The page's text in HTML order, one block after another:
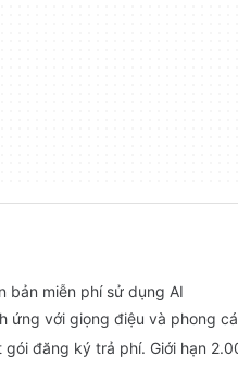
bản miễn phí sử dụng AI
ứng với giọng điệu và phong
đăng ký trả phí. Giới hạn